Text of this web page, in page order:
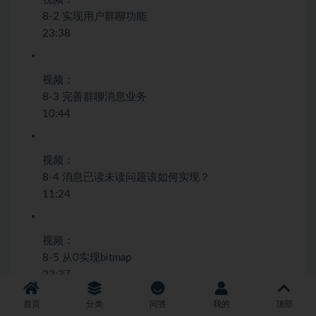
8-2 实现用户群聊功能
23:38
视频：
8-3 完善群聊消息业务
10:44
视频：
8-4 消息已读未读问题该如何实现？
11:24
视频：
8-5 从0实现bitmap
22:37
首页 分类 问答 我的 顶部